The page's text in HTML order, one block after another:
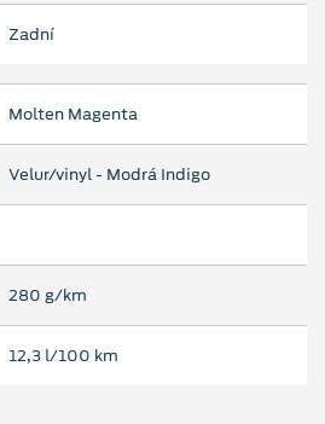
Zadní
Molten Magenta
Velur/vinyl - Modrá Indigo
280 g/km
12,3 l/100 km